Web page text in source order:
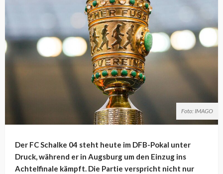
Foto: IMAGO
Der FC Schalke 04 steht heute im DFB-Pokal unter
Druck, während er in Augsburg um den Einzug ins
Achtelfinale kämpft. Die Partie verspricht nicht nur